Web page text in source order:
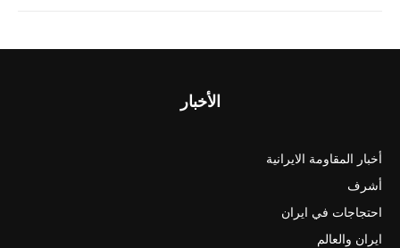
الأخبار
أخبار المقاومة الايرانية
أشرف
احتجاجات في ايران
ايران والعالم